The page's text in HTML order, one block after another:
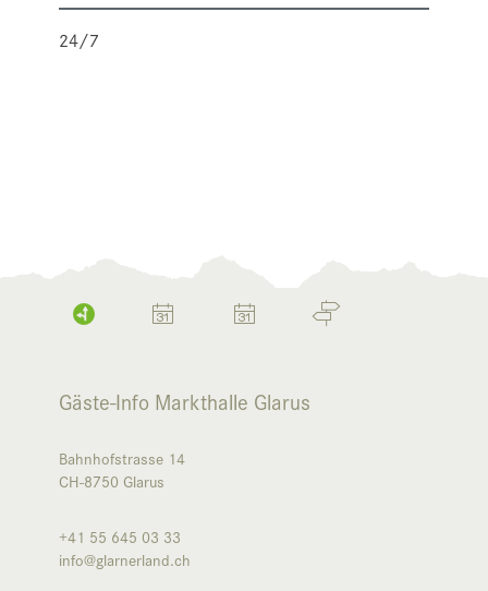
24/7
Gäste-Info Markthalle Glarus
Bahnhofstrasse 14
CH-8750 Glarus
+41 55 645 03 33
info@glarnerland.ch